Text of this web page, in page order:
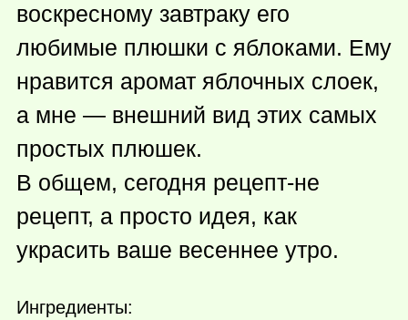
воскресному завтраку его
любимые плюшки с яблоками. Ему
нравится аромат яблочных слоек,
а мне — внешний вид этих самых
простых плюшек.
В общем, сегодня рецепт-не
рецепт, а просто идея, как
украсить ваше весеннее утро.
Ингредиенты: